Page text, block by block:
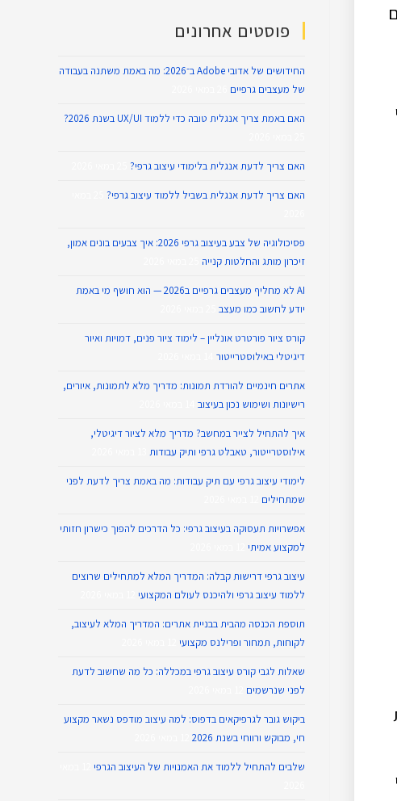
פוסטים אחרונים
החידושים של אדובי Adobe ב־2026: מה באמת משתנה בעבודה
של מעצבים גרפיים
האם באמת צריך אנגלית טובה כדי ללמוד UX/UI בשנת 2026?
האם צריך לדעת אנגלית בלימודי עיצוב גרפי?
האם צריך לדעת אנגלית בשביל ללמוד עיצוב גרפי?
פסיכולוגיה של צבע בעיצוב גרפי 2026: איך צבעים בונים אמון,
זיכרון מותג והחלטות קנייה
AI לא מחליף מעצבים גרפיים ב2026 — הוא חושף מי באמת
יודע לחשוב כמו מעצב
קורס ציור פורטרט אונליין – לימוד ציור פנים, דמויות ואיור
דיגיטלי באילוסטרייטור
אתרים חינמיים להורדת תמונות: מדריך מלא לתמונות, איורים,
רישיונות ושימוש נכון בעיצוב
איך להתחיל לצייר במחשב? מדריך מלא לציור דיגיטלי,
אילוסטרייטור, טאבלט גרפי ותיק עבודות
לימודי עיצוב גרפי עם תיק עבודות: מה באמת צריך לדעת לפני
שמתחילים
אפשרויות תעסוקה בעיצוב גרפי: כל הדרכים להפוך כישרון חזותי
למקצוע אמיתי
עיצוב גרפי דרישות קבלה: המדריך המלא למתחילים שרוצים
ללמוד עיצוב גרפי ולהיכנס לעולם המקצועי
תוספת הכנסה מהבית בבניית אתרים: המדריך המלא לעיצוב,
לקוחות, תמחור ופרילנס מקצועי
שאלות לגבי קורס עיצוב גרפי במכללה: כל מה שחשוב לדעת
לפני שנרשמים
ביקוש גובר לגרפיקאים בדפוס: למה עיצוב מודפס נשאר מקצוע
חי, מבוקש ורווחי בשנת 2026
שלבים להתחיל ללמוד את האמנויות של העיצוב הגרפי